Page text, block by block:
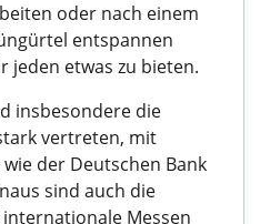
oder nach einem
entspannen
jeden etwas zu bieten.
insbesondere die
vertreten, mit
der Deutschen Bank
sind auch die
Messen